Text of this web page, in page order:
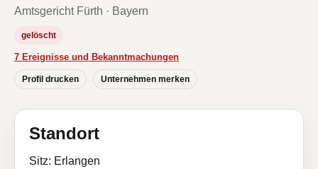
Amtsgericht Fürth · Bayern
gelöscht
7 Ereignisse und Bekanntmachungen
Profil drucken Unternehmen merken
Standort
Sitz: Erlangen